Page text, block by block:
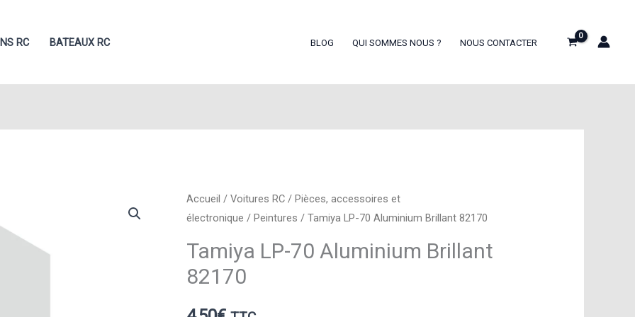
RC BATEAUX RC BLOG QUI SOMMES NOUS ? NOUS CONTACTER
Accueil /Voitures RC /Pièces, accessoires et
électronique /Peintures / Tamiya LP-70 Aluminium Brillant 82170
Tamiya LP-70 Aluminium Brillant
82170